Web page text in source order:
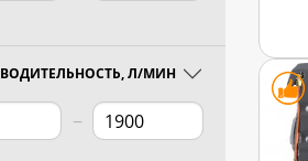
Л/МИН
−